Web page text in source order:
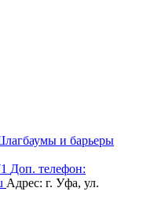
и барьеры
Доп. телефон:
Адрес: г. Уфа, ул.